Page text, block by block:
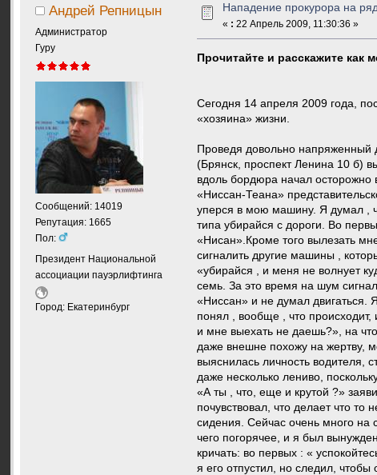
Андрей Репницын
Администратор
Гуру
Сообщений: 14019
Репутация: 1665
Пол:
Президент Национальной
ассоциации пауэрлифтинга
Город: Екатеринбург
Нападение прокурора на
« : 22 Апрель 2009, 11:30:36 »
Прочитайте и расскажите
Сегодня 14 апреля 2009 года,
«хозяина» жизни.
Проведя довольно напряженный
(Брянск, проспект Ленина 10 б)
вдоль бордюра начал осторожно
«Ниссан-Теана»
уперся в мою машину. Я думал ,
типа убирайся с дороги. Во
«Нисан».Кроме того вылезать
сигналить другие машины ,
«убирайся , и меня не волнует
семь. За это время на шум
«Ниссан» и не думал двигаться.
понял , вообще , что
и мне выехать не даешь?», на
даже внешне похожу на жертву,
выяснилась личность водителя,
даже несколько лениво,
«А ты , что, еще и крутой ?»
почувствовал, что делает что
сидения. Сейчас очень много на
чего погорячее, и я был
кричать: во первых : «
я его отпустил, но следил,